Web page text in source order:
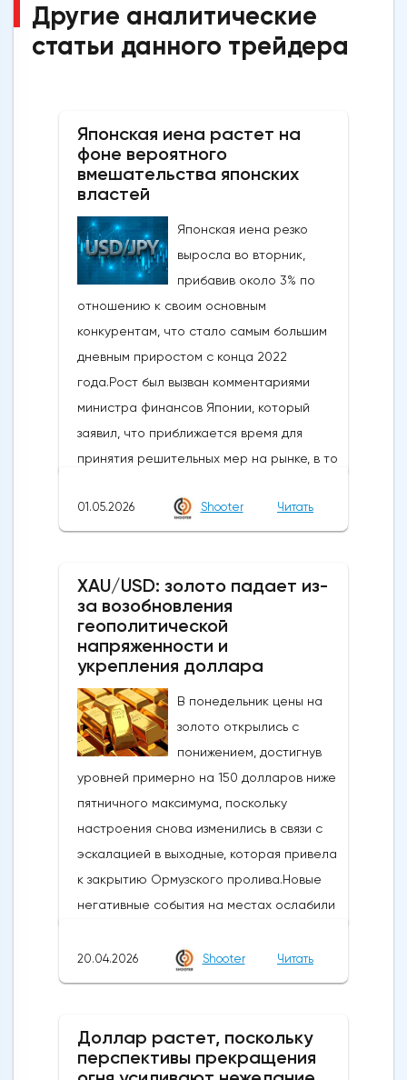
Другие аналитические
статьи данного трейдера
Японская иена растет на
фоне вероятного
вмешательства японских
властей
Японская иена резко
выросла во вторник,
прибавив около 3% по
отношению к своим основным
конкурентам, что стало самым большим
дневным приростом с конца 2022
года.Рост был вызван комментариями
министра финансов Японии, который
заявил, что приближается время для
принятия решительных мер на рынке, в то
ссылкой на правительство и центральный
банк говорилось, что японские власти
поддержать иену, которая достигла самых
низких уровней с середины 2024 года,
когда проводилась последняя
интервенция. произошло.Сегодняшние
действия следуют недавнему сообщению
о готовности властей вмешаться, когда
пара USDJPY преодолеет сопротивление
уровней, которые в последний раз
торговались в конце февраля, и
ознаменовало коррекцию почти на 61,8%
от ралли 152,39/160,72, при этом
значительный медвежий сигнал был
облако Ишимоку (расположенное между
действий (резкий нисходящий импульс
вырвался на отрицательную территорию
01.05.2026 Shooter Читать
XAU/USD: золото падает из-
за возобновления
геополитической
напряженности и
укрепления доллара
В понедельник цены на
золото открылись с
понижением, достигнув
уровней примерно на 150 долларов ниже
пятничного максимума, поскольку
настроения снова изменились в связи с
эскалацией в выходные, которая привела
к закрытию Ормузского пролива.Новые
негативные события на местах ослабили
инфляции и других факторов, связанных с
военной обстановкой, а также
нефть.Техническая картина, однако,
существенно не изменилась после
20.04.2026 Shooter Читать
Доллар растет, поскольку
перспективы прекращения